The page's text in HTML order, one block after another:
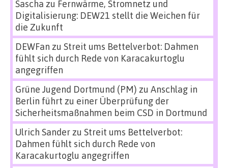
Sascha zu Fernwärme, Stromnetz und
Digitalisierung: DEW21 stellt die Weichen für
die Zukunft
DEWFan zu Streit ums Bettelverbot: Dahmen
fühlt sich durch Rede von Karacakurtoglu
angegriffen
Grüne Jugend Dortmund (PM) zu Anschlag in
Berlin führt zu einer Überprüfung der
Sicherheitsmaßnahmen beim CSD in Dortmund
Ulrich Sanderzu Streit ums Bettelverbot:
Dahmen fühlt sich durch Rede von
Karacakurtoglu angegriffen